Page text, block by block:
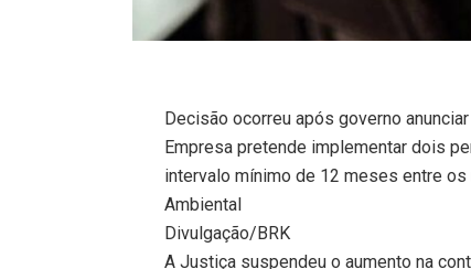
Decisão ocorreu após governo
Empresa pretende implementar dois
intervalo mínimo de 12 meses entre
Ambiental
Divulgação/BRK
A Justiça suspendeu o aumento na